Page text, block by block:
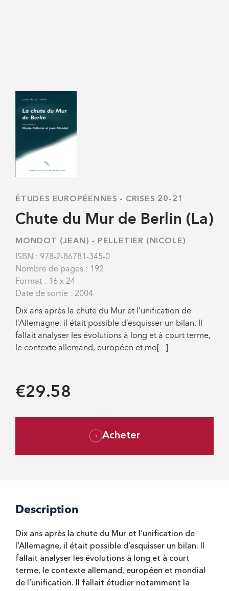
ÉTUDES EUROPÉENNES - CRISES 20-21
Chute du Mur de Berlin (La)
MONDOT (JEAN) - PELLETIER (NICOLE)
ISBN : 978-2-86781-345-0
Nombre de pages : 192
Format : 16 x 24
Date de sortie : 2004
Dix ans après la chute du Mur et l’unification de
l’Allemagne, il était possible d’esquisser un bilan. Il
fallait analyser les évolutions à long et à court terme,
le contexte allemand, européen et mo[...]
€29.58
Acheter
Description
Dix ans après la chute du Mur et l’unification de
l’Allemagne, il était possible d’esquisser un bilan. Il
fallait analyser les évolutions à long et à court
terme, le contexte allemand, européen et mondial
de l’unification. Il fallait étudier notamment la